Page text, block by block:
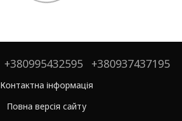
+380995432595 +380937437195
Контактна інформація
Повна версія сайту